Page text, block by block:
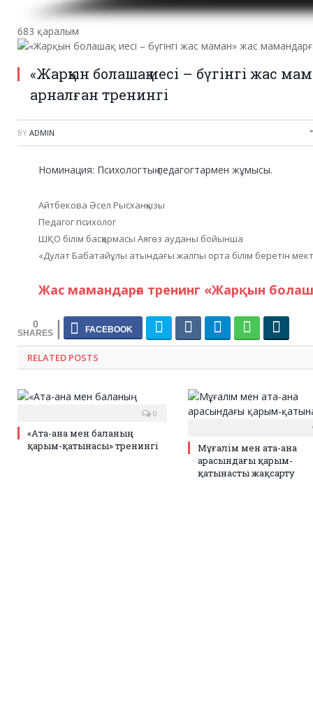
683 қаралым
«Жарқын болашақ иесі – бүгінгі жас
арналған тренингі
BY ADMIN
Номинация: Психологтың педагогтармен жұмысы.
Айтбекова Әсел Рысханқызы
Педагог психолог
ШҚО білім басқармасы Аягөз ауданы бойынша
«Дулат Бабатайұлы атындағы жалпы орта білім беретін
Жас мамандарға тренинг «Жарқын
0
RELATED POSTS
0
«Ата-ана мен баланың
қарым-қатынасы» тренингі
Мұғалім мен ата-ана
арасындағы қарым-
қатынасты жақсарту